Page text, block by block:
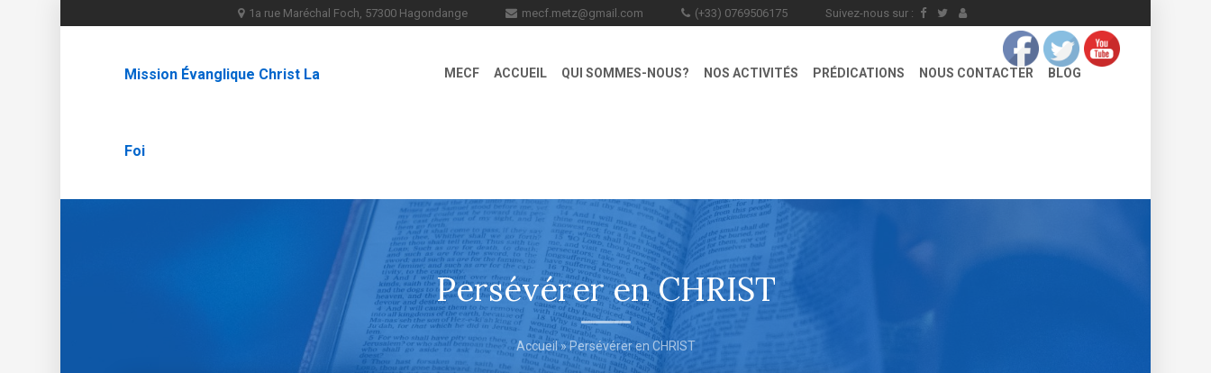
1a rue Maréchal Foch, 57300 Hagondange mecf.metz@gmail.com (+33) 0769506175 Suivez-nous sur :
Mission Évanglique Christ La
Foi
MECF ACCUEIL QUI SOMMES-NOUS? NOS ACTIVITÉS PRÉDICATIONS NOUS CONTACTER BLOG
Persévérer en CHRIST
Accueil » Persévérer en CHRIST